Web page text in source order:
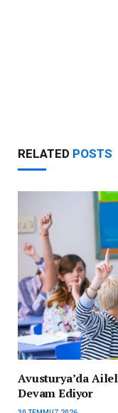
RELATED POSTS
Avusturya’da
Devam Ediyor